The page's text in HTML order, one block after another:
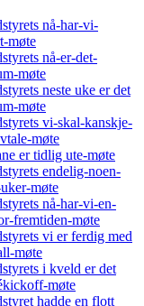
nå-har-vi-
møte
nå-er-det-
møte
neste uke er det
møte
vi-skal-kanskje-
møte
er tidlig ute-møte
endelig-noen-
møte
nå-har-vi-en-
fremtiden-møte
vi er ferdig med
møte
i kveld er det
møte
hadde en flott